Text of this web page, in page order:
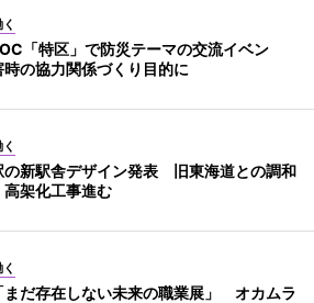
「特区」で防災テーマの交流イベン
の協力関係づくり目的に
の新駅舎デザイン発表 旧東海道との調和
高架化工事進む
まだ存在しない未来の職業展」 オカムラ